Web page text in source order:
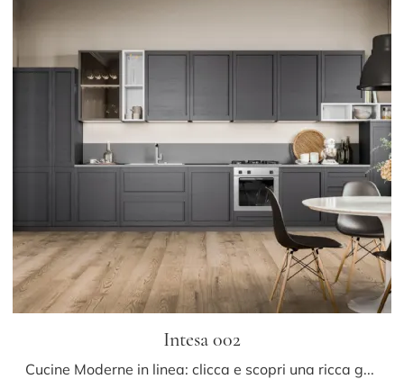
Intesa 002
Cucine Moderne in linea: clicca e scopri una ricca gamma di soluzioni del brand Ar-due, tra cui il modello Intesa 002.